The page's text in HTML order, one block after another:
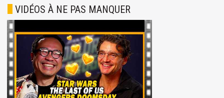
VIDÉOS À NE PAS MANQUER